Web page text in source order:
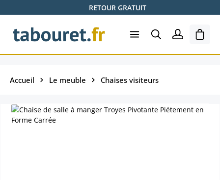
Passer au contenu principalRETOUR GRATUIT
Le
Accueil Le meuble Chaises visiteurs